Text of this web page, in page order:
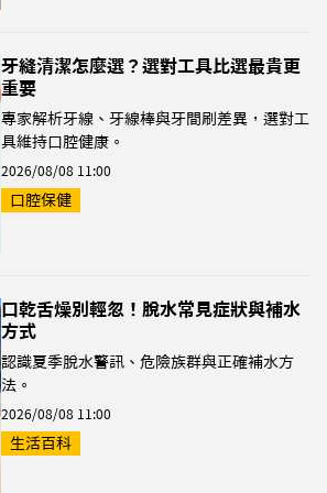
牙縫清潔怎麼選？選對工具比選最貴更
重要
專家解析牙線、牙線棒與牙間刷差異，選對工
具維持口腔健康。
2026/08/08 11:00
口腔保健
口乾舌燥別輕忽！脫水常見症狀與補水
方式
認識夏季脫水警訊、危險族群與正確補水方
法。
2026/08/08 11:00
生活百科